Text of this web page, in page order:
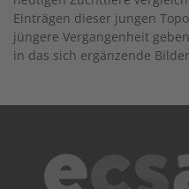
Einträgen dieser jungen
jüngere Vergangenheit
in das sich ergänzende